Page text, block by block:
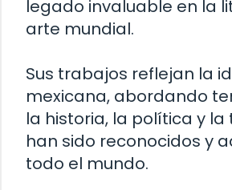
legado invaluable en la
arte mundial.
Sus trabajos reflejan la
mexicana, abordando
la historia, la política y la
han sido reconocidos y
todo el mundo.